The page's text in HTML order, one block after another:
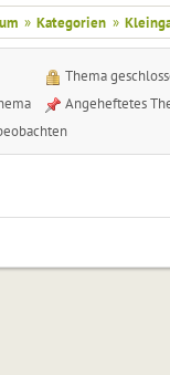
» Kategorien »
Thema
Angeheftetes